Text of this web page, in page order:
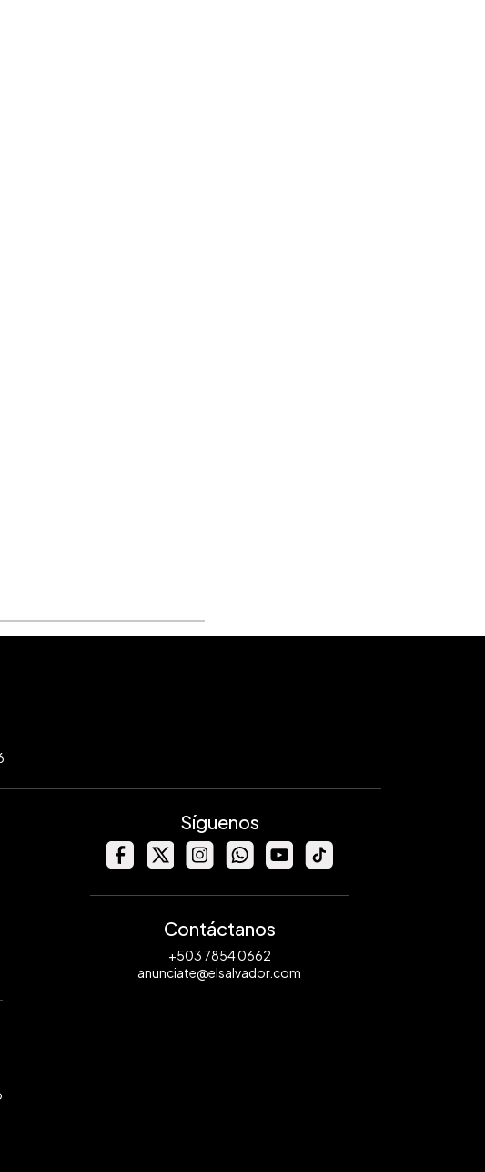
Síguenos
Contáctanos
+503 7854 0662
anunciate@elsalvador.com